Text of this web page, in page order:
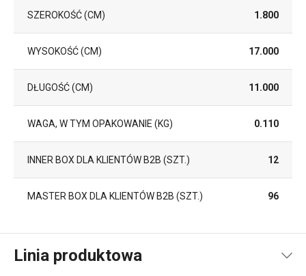
SZEROKOŚĆ (CM) 1.800
WYSOKOŚĆ (CM) 17.000
DŁUGOŚĆ (CM) 11.000
WAGA, W TYM OPAKOWANIE (KG) 0.110
INNER BOX DLA KLIENTÓW B2B (SZT.) 12
MASTER BOX DLA KLIENTÓW B2B (SZT.) 96
Linia produktowa